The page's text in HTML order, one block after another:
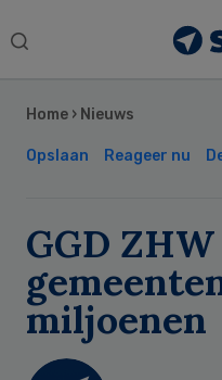
Search
Home › Nieuws
Opslaan Reageer nu
GGD
miljoenen
Sidebar